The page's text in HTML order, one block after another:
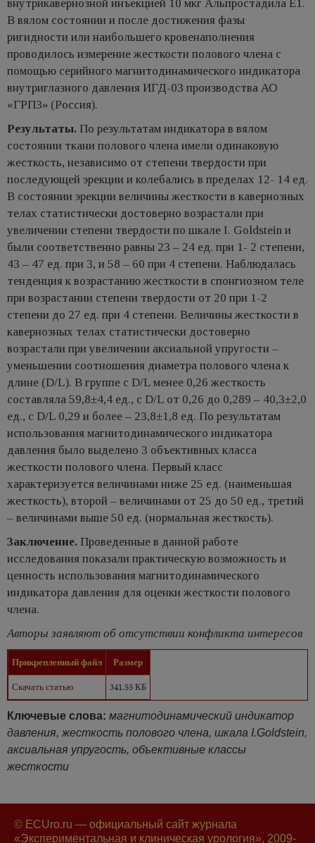
внутрикавернозной инъекцией 10 мкг Альпростадила Е1.
В вялом состоянии и после достижения фазы
ригидности или наибольшего кровенаполнения
проводилось измерение жесткости полового члена с
помощью серийного магнитодинамического индикатора
внутриглазного давления ИГД-03 производства АО
«ГРПЗ» (Россия).
Результаты. По результатам индикатора в вялом
состоянии ткани полового члена имели одинаковую
жесткость, независимо от степени твердости при
последующей эрекции и колебались в пределах 12- 14 ед.
В состоянии эрекции величины жесткости в кавернозных
телах статистически достоверно возрастали при
увеличении степени твердости по шкале I. Goldstein и
были соответственно равны 23 – 24 ед. при 1- 2 степени,
43 – 47 ед. при 3, и 58 – 60 при 4 степени. Наблюдалась
тенденция к возрастанию жесткости в спонгиозном теле
при возрастании степени твердости от 20 при 1-2
степени до 27 ед. при 4 степени. Величины жесткости в
кавернозных телах статистически достоверно
возрастали при увеличении аксиальнoй упругости –
уменьшении соотношения диаметра полового члена к
длине (D/L). В группе с D/L менее 0,26 жесткость
составляла 59,8±4,4 ед., с D/L от 0,26 до 0,289 – 40,3±2,0
ед., с D/L 0,29 и более – 23,8±1,8 ед. По результатам
использования магнитодинамического индикатора
давления было выделено 3 объективных класса
жесткости полового члена. Первый класс
характеризуется величинами ниже 25 ед. (наименьшая
жесткость), второй – величинами от 25 до 50 ед., третий
– величинами выше 50 ед. (нормальная жесткость).
Заключение. Проведенные в данной работе
исследования показали практическую возможность и
ценность использования магнитодинамического
индикатора давления для оценки жесткости полового
члена.
Авторы заявляют об отсутствии конфликта интересов
Прикрепленный файл
Размер
Скачать статью
341.55 КБ
Ключевые слова: магнитодинамический индикатор
давления, жесткость полового члена, шкала I.Goldstein,
аксиальная упругость, объективные классы
жесткости
© ECUro.ru — официальный сайт журнала
«Экспериментальная и клиническая урология», 2009-